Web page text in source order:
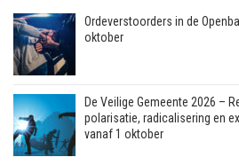
Ordeverstoorders in de
oktober
De Veilige Gemeente 2026 –
polarisatie, radicalisering en
vanaf 1 oktober